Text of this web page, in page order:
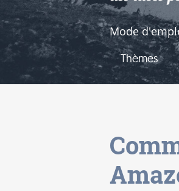
Mode
Thèmes